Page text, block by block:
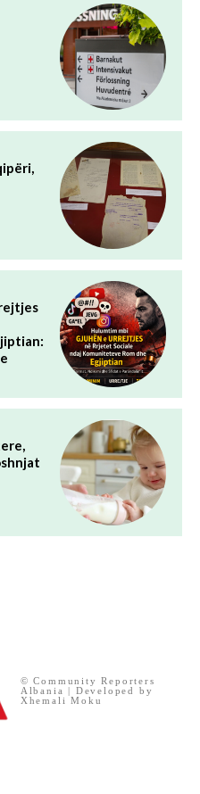
© Community Reporters
Albania | Developed by
Xhemali Moku